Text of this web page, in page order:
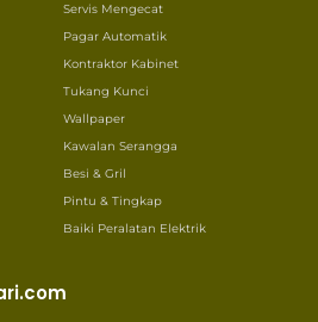
Servis Mengecat
Pagar Automatik
Kontraktor Kabinet
Tukang Kunci
Wallpaper
Kawalan Serangga
Besi & Gril
Pintu & Tingkap
Baiki Peralatan Elektrik